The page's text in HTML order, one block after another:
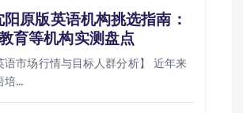
原版英语机构挑选指南：
育等机构实测盘点
语市场行情与目标人群分析】 近年来
培…